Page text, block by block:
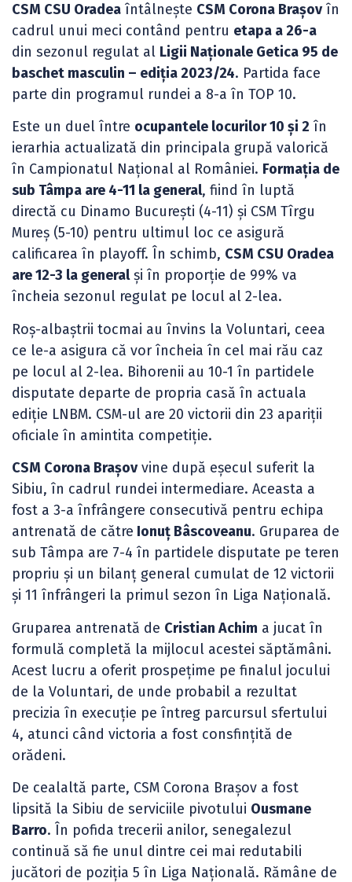
CSM CSU Oradea întâlnește CSM Corona Brașovîn
cadrul unui meci contând pentru etapa a 26-a
din sezonul regulat al Ligii Naționale Getica 95 de
baschet masculin – ediția 2023/24. Partida face
parte din programul rundei a 8-a în TOP 10.
Este un duel între ocupantele locurilor 10 și 2 în
ierarhia actualizată din principala grupă valorică
în Campionatul Național al României. Formația de
sub Tâmpa are 4-11 la general, fiind în luptă
directă cu Dinamo București (4-11) și CSM Tîrgu
Mureș (5-10) pentru ultimul loc ce asigură
calificarea în playoff. În schimb, CSM CSU Oradea
are 12-3 la generalși în proporție de 99% va
încheia sezonul regulat pe locul al 2-lea.
Roș-albaștrii tocmai au învins la Voluntari, ceea
ce le-a asigura că vor încheia în cel mai rău caz
pe locul al 2-lea. Bihorenii au 10-1 în partidele
disputate departe de propria casă în actuala
ediție LNBM. CSM-ul are 20 victorii din 23 apariții
oficiale în amintita competiție.
CSM Corona Brașovvine după eșecul suferit la
Sibiu, în cadrul rundei intermediare. Aceasta a
fost a 3-a înfrângere consecutivă pentru echipa
antrenată de către Ionuț Bâscoveanu. Gruparea de
sub Tâmpa are 7-4 în partidele disputate pe teren
propriu și un bilanț general cumulat de 12 victorii
și 11 înfrângeri la primul sezon în Liga Națională.
Gruparea antrenată de Cristian Achim a jucat în
formulă completă la mijlocul acestei săptămâni.
Acest lucru a oferit prospețime pe finalul jocului
de la Voluntari, de unde probabil a rezultat
precizia în execuție pe întreg parcursul sfertului
4, atunci când victoria a fost consfințită de
orădeni.
De cealaltă parte, CSM Corona Brașov a fost
lipsită la Sibiu de serviciile pivotului Ousmane
Barro. În pofida trecerii anilor, senegalezul
continuă să fie unul dintre cei mai redutabili
jucători de poziția 5 în Liga Națională. Rămâne de